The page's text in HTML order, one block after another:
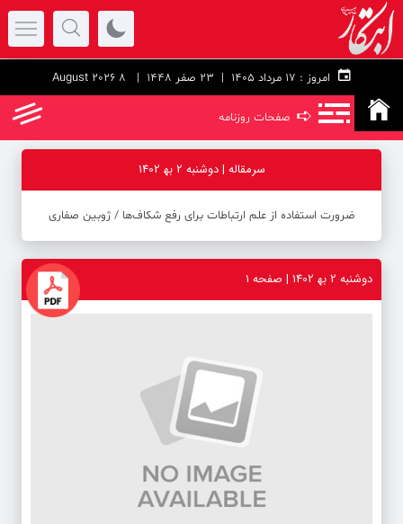
امروز : 23 صفر 1448 | 8 August 2026
➪ صفحات روزنامه
سرمقاله | دوشنبه 2 به‍ 1402
ضرورت استفاده از علم ارتباطات برای رفع شکاف‌ها ‪/‬ ژوبین صفاری
دوشنبه 2 به‍ 1402 | صفحه ۱